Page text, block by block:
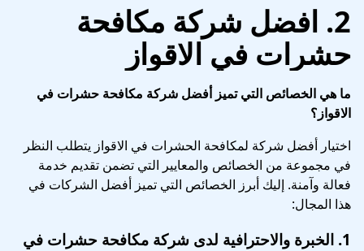
2. افضل شركة مكافحة
حشرات في الاقواز
ما هي الخصائص التي تميز أفضل شركة مكافحة حشرات في
الاقواز؟
اختيار أفضل شركة لمكافحة الحشرات في الاقواز يتطلب النظر
في مجموعة من الخصائص والمعايير التي تضمن تقديم خدمة
فعالة وآمنة. إليك أبرز الخصائص التي تميز أفضل الشركات في
هذا المجال:
1. الخبرة والاحترافية لدى شركة مكافحة حشرات في